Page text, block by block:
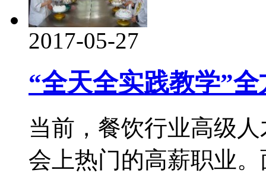
2017-05-27
“全天全实践教学”
当前，餐饮行业高级
会上热门的高薪职业